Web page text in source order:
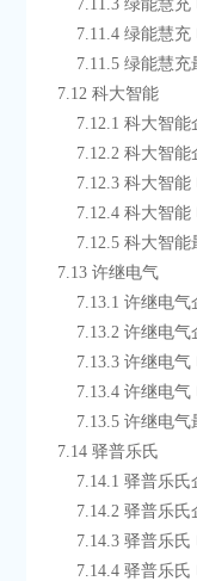
7.11.3
7.11.4
7.11.5 绿
    7.12 科大智能
7.12.1 科大
7.12.2 科大
7.12.3
7.12.4
7.12.5 科
    7.13 许继电气
7.13.1 许继
7.13.2 许继
7.13.3
7.13.4
7.13.5 许
    7.14 驿普乐氏
7.14.1 驿普
7.14.2 驿普
7.14.3
7.14.4